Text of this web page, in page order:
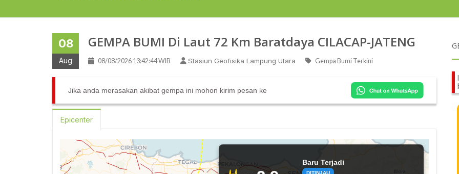
08
Aug
GEMPA BUMI Di Laut 72 Km Baratdaya CILACAP-JATENG
08/08/2026 13:42:44 WIB Stasiun Geofisika Lampung Utara Gempa Bumi Terkini
Jika anda merasakan akibat gempa ini mohon kirim pesan ke
Epicenter